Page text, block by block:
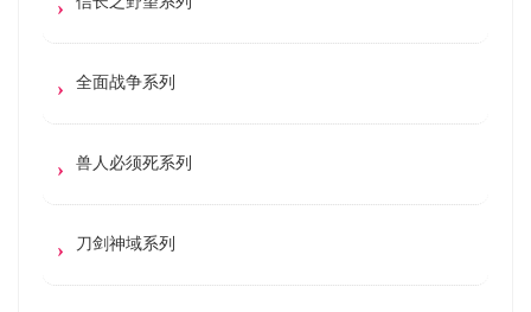
全面战争系列
兽人必须死系列
刀剑神域系列